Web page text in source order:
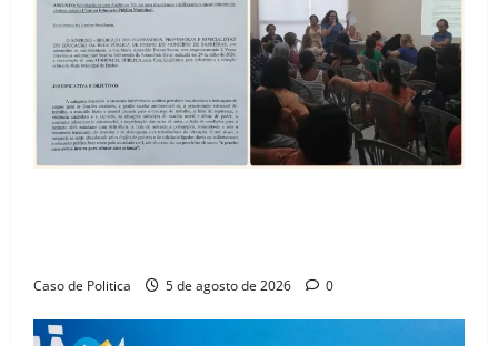
Caso de Politica 5 de agosto de 2026 0